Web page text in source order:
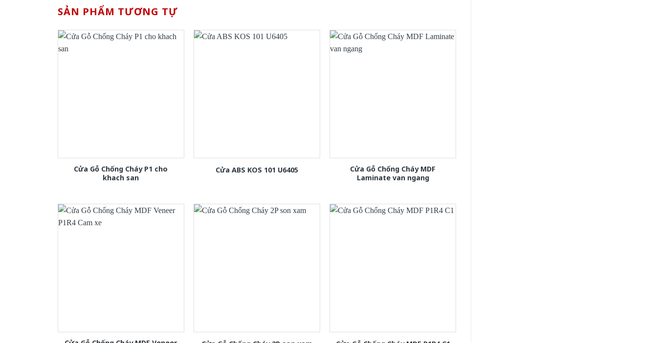
SẢN PHẨM TƯƠNG TỰ
Cửa Gỗ Chống Cháy P1 cho
khach san
Cửa ABS KOS 101 U6405
Cửa Gỗ Chống Cháy MDF
Laminate van ngang